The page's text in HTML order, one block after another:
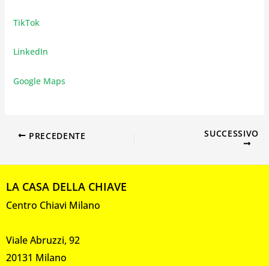
TikTok
LinkedIn
Google Maps
PRECEDENTE SUCCESSIVO
LA CASA DELLA CHIAVE
Centro Chiavi Milano
Viale Abruzzi, 92
20131 Milano